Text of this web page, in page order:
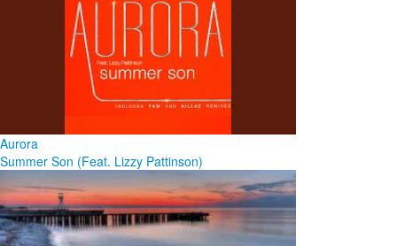
Aurora
Summer Son (Feat. Lizzy Pattinson)